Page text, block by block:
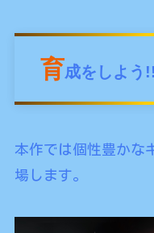
育成をしよう!!
本作では個性豊かな
場します。